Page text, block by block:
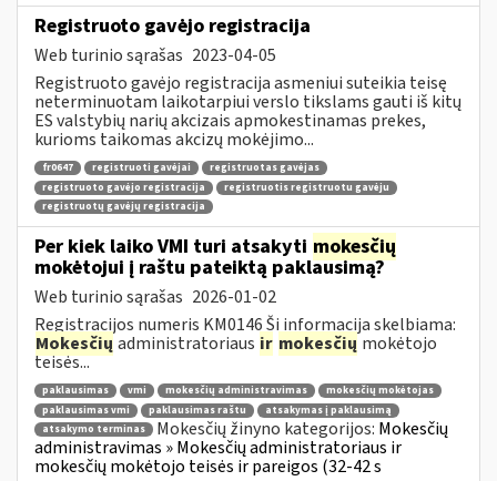
Registruoto gavėjo registracija
Web turinio sąrašas 2023-04-05
Registruoto gavėjo registracija asmeniui suteikia teisę
neterminuotam laikotarpiui verslo tikslams gauti iš kitų
ES valstybių narių akcizais apmokestinamas prekes,
kurioms taikomas akcizų mokėjimo...
fr0647 registruoti gavėjai
registruotas gavėjas
registruoto gavėjo registracija
registruotis registruotu gavėju
registruotų gavėjų registracija
Per kiek laiko VMI turi atsakyti mokesčių
mokėtojui į raštu pateiktą paklausimą?
Web turinio sąrašas 2026-01-02
Registracijos numeris KM0146 Ši informacija skelbiama:
Mokesčių administratoriaus ir mokesčių mokėtojo
teisės...
paklausimas vmi mokesčių administravimas
mokesčių mokėtojas
paklausimas vmi
paklausimas raštu
atsakymas į paklausimą
atsakymo terminas
Mokesčių žinyno kategorijos: Mokesčių
administravimas » Mokesčių administratoriaus ir
mokesčių mokėtojo teisės ir pareigos (32-42 s